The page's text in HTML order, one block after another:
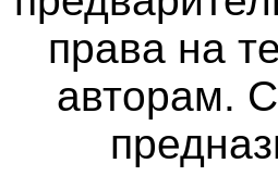
права на
авторам.